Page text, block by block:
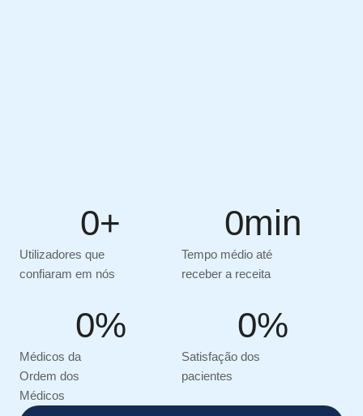
0+
Utilizadores que
confiaram em nós
0min
Tempo médio até
receber a receita
0%
Médicos da
Ordem dos
Médicos
0%
Satisfação dos
pacientes